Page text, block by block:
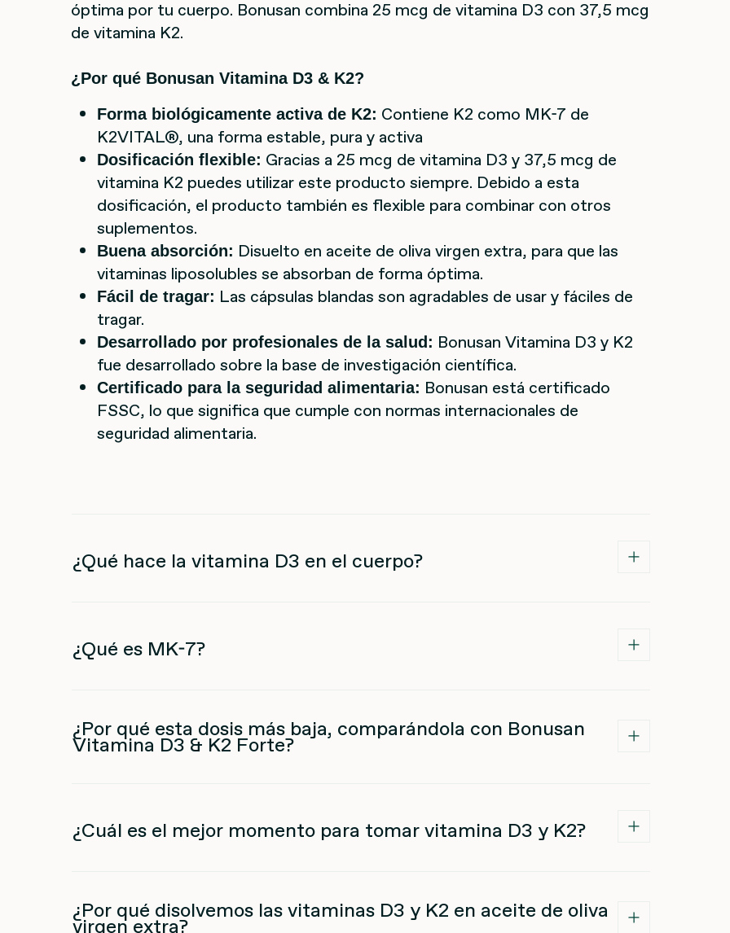
óptima por tu cuerpo. Bonusan combina 25 mcg de vitamina D3 con 37,5 mcg
de vitamina K2.
¿Por qué Bonusan Vitamina D3 & K2?
Forma biológicamente activa de K2: Contiene K2 como MK-7 de
K2VITAL®, una forma estable, pura y activa
Dosificación flexible: Gracias a 25 mcg de vitamina D3 y 37,5 mcg de
vitamina K2 puedes utilizar este producto siempre. Debido a esta
dosificación, el producto también es flexible para combinar con otros
suplementos.
Buena absorción: Disuelto en aceite de oliva virgen extra, para que las
vitaminas liposolubles se absorban de forma óptima.
Fácil de tragar: Las cápsulas blandas son agradables de usar y fáciles de
tragar.
Desarrollado por profesionales de la salud: Bonusan Vitamina D3 y K2
fue desarrollado sobre la base de investigación científica.
Certificado para la seguridad alimentaria: Bonusan está certificado
FSSC, lo que significa que cumple con normas internacionales de
seguridad alimentaria.
¿Qué hace la vitamina D3 en el cuerpo?
¿Qué es MK-7?
¿Por qué esta dosis más baja, comparándola con Bonusan
Vitamina D3 & K2 Forte?
¿Cuál es el mejor momento para tomar vitamina D3 y K2?
¿Por qué disolvemos las vitaminas D3 y K2 en aceite de oliva
virgen extra?